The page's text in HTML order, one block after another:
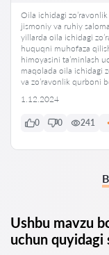
Oila ichidagi
jismoniy va ruhiy
yillarda oila ichidagi
huquqni muhofaza
himoyasini ta’minlash
maqolada oila ichidagi
va zo’ravonlik qurboni
1.12.2024
0 0 241
Ushbu mavzu
uchun quyidagi